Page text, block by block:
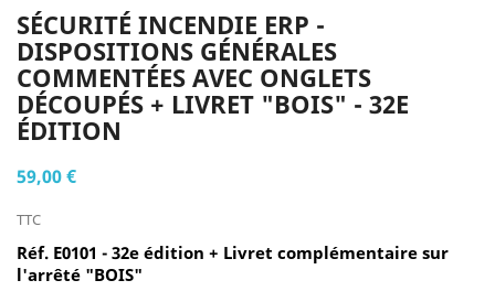
SÉCURITÉ INCENDIE ERP -
DISPOSITIONS GÉNÉRALES
COMMENTÉES AVEC ONGLETS
DÉCOUPÉS + LIVRET "BOIS" - 32E
ÉDITION
59,00 €
TTC
Réf. E0101 - 32e édition + Livret complémentaire sur
l'arrêté "BOIS"